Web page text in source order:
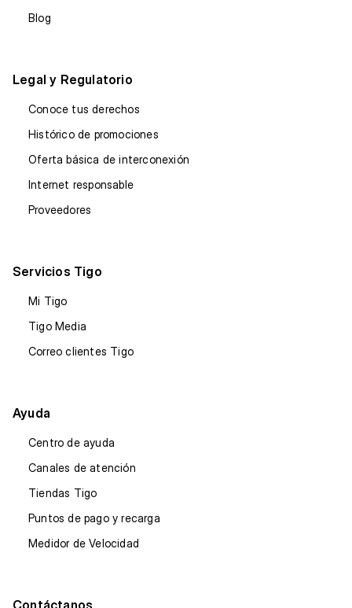
Blog
Legal y Regulatorio
Conoce tus derechos
Histórico de promociones
Oferta básica de interconexión
Internet responsable
Proveedores
Servicios Tigo
Mi Tigo
Tigo Media
Correo clientes Tigo
Ayuda
Centro de ayuda
Canales de atención
Tiendas Tigo
Puntos de pago y recarga
Medidor de Velocidad
Contáctanos